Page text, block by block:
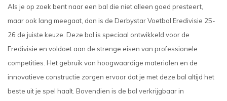
Als je op zoek bent naar een bal die niet alleen goed presteert,
maar ook lang meegaat, dan is de Derbystar Voetbal Eredivisie 25-
26 de juiste keuze. Deze bal is speciaal ontwikkeld voor de
Eredivisie en voldoet aan de strenge eisen van professionele
competities. Het gebruik van hoogwaardige materialen en de
innovatieve constructie zorgen ervoor dat je met deze bal altijd het
beste uit je spel haalt. Bovendien is de bal verkrijgbaar in